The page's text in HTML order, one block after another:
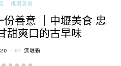
桃園美食
善意 ｜中壢美食 忠
甜爽口的古早味
BY 流氓顆